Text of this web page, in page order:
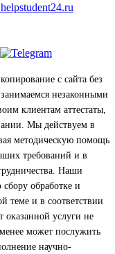
с сайта без
незаконными
клиентам аттестаты,
Мы действуем в
методическую помощь
требований и в
Наши
обработке и
теме и в соответствии
оказанной услуги не
может послужить
научно-